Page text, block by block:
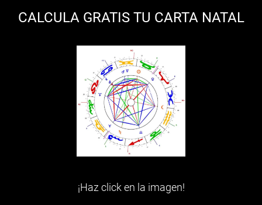
CALCULA GRATIS TU CARTA NATAL
¡Haz click en la imagen!